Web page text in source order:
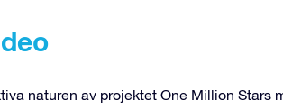
naturen av projektet One Million Stars